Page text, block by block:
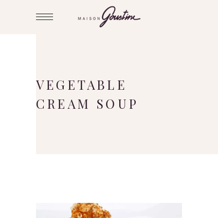
VEGETABLE
CREAM SOUP